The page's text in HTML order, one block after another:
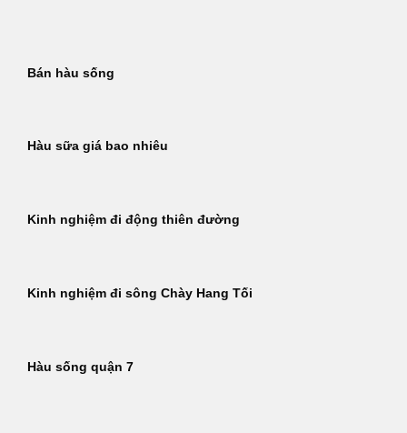
dungBán hàu sống
Hàu sữa giá bao nhiêu
Kinh nghiệm đi động thiên đường
Kinh nghiệm đi sông Chày Hang Tối
Hàu sống quận 7